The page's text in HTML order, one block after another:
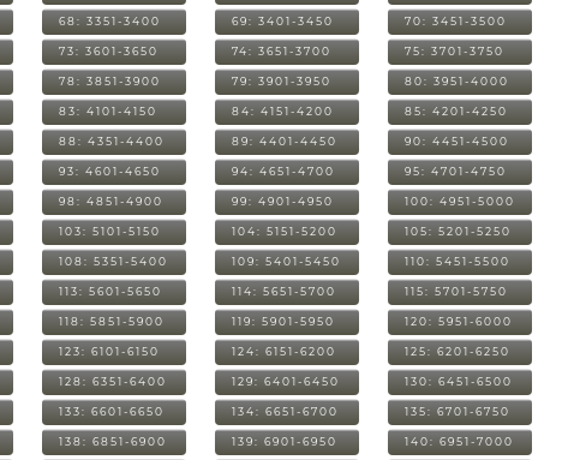
68: 3351-3400 69: 3401-3450 70: 3451-3500
73: 3601-3650 74: 3651-3700 75: 3701-3750
78: 3851-3900 79: 3901-3950 80: 3951-4000
83: 4101-4150 84: 4151-4200 85: 4201-4250
88: 4351-4400 89: 4401-4450 90: 4451-4500
93: 4601-4650 94: 4651-4700 95: 4701-4750
98: 4851-4900 99: 4901-4950 100: 4951-5000
103: 5101-5150 104: 5151-5200 105: 5201-5250
108: 5351-5400 109: 5401-5450 110: 5451-5500
113: 5601-5650 114: 5651-5700 115: 5701-5750
118: 5851-5900 119: 5901-5950 120: 5951-6000
123: 6101-6150 124: 6151-6200 125: 6201-6250
128: 6351-6400 129: 6401-6450 130: 6451-6500
133: 6601-6650 134: 6651-6700 135: 6701-6750
138: 6851-6900 139: 6901-6950 140: 6951-7000